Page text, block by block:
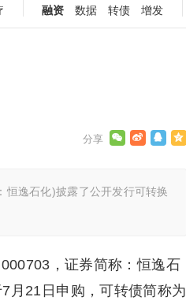
融资
数据 转债 增发
逸石化)披露了公开发行可转换
，证券简称：恒逸石
月21日申购，可转债简称为